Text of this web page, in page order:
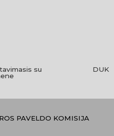
su
DUK
PAVELDO KOMISIJA